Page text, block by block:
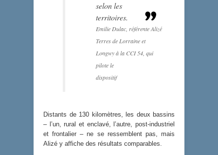
selon les
territoires.
Emilie Dulac, référente Alizé
Terres de Lorraine et
Longwy à la CCI 54, qui
pilote le
dispositif
Distants de 130 kilomètres, les deux bassins
– l’un, rural et enclavé, l’autre, post-industriel
et frontalier – ne se ressemblent pas, mais
Alizé y affiche des résultats comparables.